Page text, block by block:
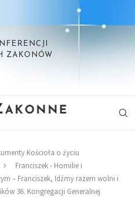
ZAKONÓW
Kościoła o życiu
Franciszek - Homilie i
– Franciszek, Idźmy razem wolni i
36. Kongregacji Generalnej